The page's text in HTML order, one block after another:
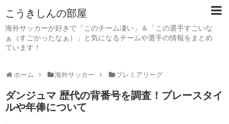
こうきしんの部屋
海外サッカーが好きで「このチーム凄い」＆「この選手すごいな
ぁ（すごかったなぁ）」と気になるチームや選手の情報をまとめ
ています！
ホーム 海外サッカー プレミアリーグ
ダンジュマ 歴代の背番号を調査！プレースタイ
ルや年俸について